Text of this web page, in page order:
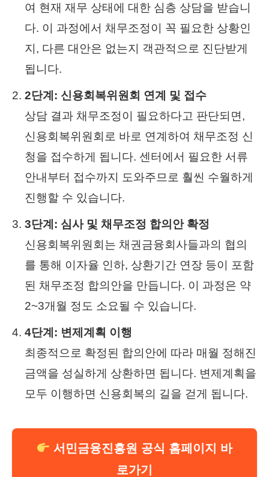
여 현재 재무 상태에 대한 심층 상담을 받습니
다. 이 과정에서 채무조정이 꼭 필요한 상황인
지, 다른 대안은 없는지 객관적으로 진단받게
됩니다.
2단계: 신용회복위원회 연계 및 접수
상담 결과 채무조정이 필요하다고 판단되면,
신용회복위원회로 바로 연계하여 채무조정 신
청을 접수하게 됩니다. 센터에서 필요한 서류
안내부터 접수까지 도와주므로 훨씬 수월하게
진행할 수 있습니다.
3단계: 심사 및 채무조정 합의안 확정
신용회복위원회는 채권금융회사들과의 협의
를 통해 이자율 인하, 상환기간 연장 등이 포함
된 채무조정 합의안을 만듭니다. 이 과정은 약
2~3개월 정도 소요될 수 있습니다.
4단계: 변제계획 이행
최종적으로 확정된 합의안에 따라 매월 정해진
금액을 성실하게 상환하면 됩니다. 변제계획을
모두 이행하면 신용회복의 길을 걷게 됩니다.
서민금융진흥원 공식 홈페이지 바
로가기